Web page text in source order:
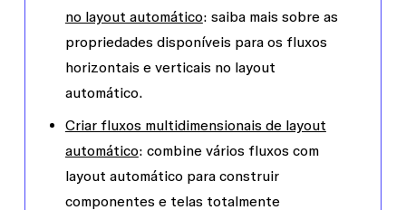
no layout automático: saiba mais sobre as
propriedades disponíveis para os fluxos
horizontais e verticais no layout
automático.
Criar fluxos multidimensionais de layout
automático: combine vários fluxos com
layout automático para construir
componentes e telas totalmente